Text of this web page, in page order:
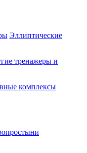
Эллиптические
тренажеры и
комплексы